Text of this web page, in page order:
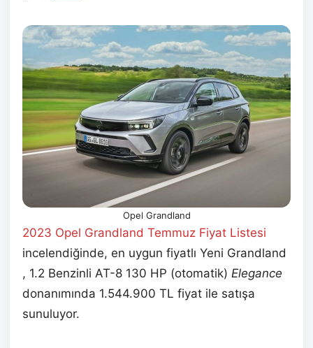
Opel Grandland
2023 Opel Grandland Temmuz Fiyat Listesi
incelendiğinde, en uygun fiyatlı Yeni Grandland
, 1.2 Benzinli AT-8 130 HP (otomatik) Elegance
donanımında 1.544.900 TL fiyat ile satışa
sunuluyor.